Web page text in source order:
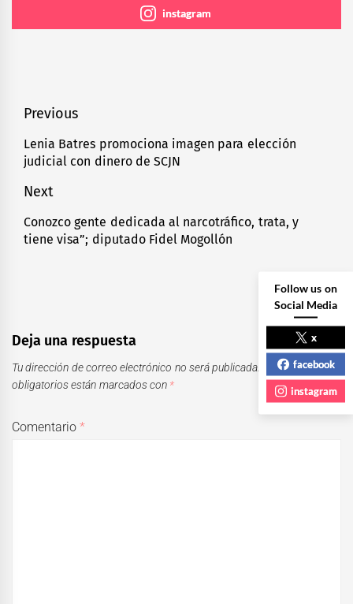
instagram
Navegación
de
entradas
Previous
Previous
post:
Lenia Batres promociona imagen para elección
judicial con dinero de SCJN
Next
Next
post:
Conozco gente dedicada al narcotráfico, trata, y
tiene visa”; diputado Fidel Mogollón
Deja una respuesta
Tu dirección de correo electrónico no será publicada.
Los campos
obligatorios están marcados con *
Comentario*
Follow us on
Social Media
x
facebook
instagram